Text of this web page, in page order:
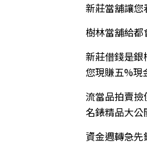
新莊當舖讓
樹林當舖給
新莊借錢是
您現賺五%現
流當品拍賣撿
名錶精品大公
資金週轉急